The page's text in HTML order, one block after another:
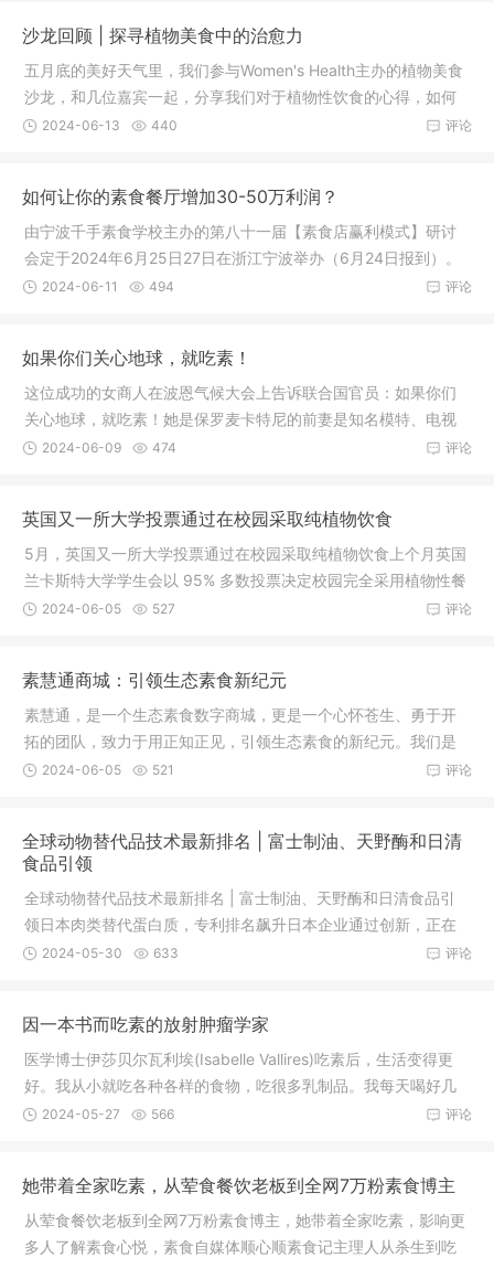
沙龙回顾 | 探寻植物美食中的治愈力
五月底的美好天气里，我们参与Women's Health主办的植物美食
沙龙，和几位嘉宾一起，分享我们对于植物性饮食的心得，如何
吃出健康
评论
2024-06-13 440
如何让你的素食餐厅增加30-50万利润？
由宁波千手素食学校主办的第八十一届【素食店赢利模式】研讨
会定于2024年6月25日27日在浙江宁波举办（6月24日报到）。
咨询报名电
评论
2024-06-11 494
如果你们关心地球，就吃素！
这位成功的女商人在波恩气候大会上告诉联合国官员：如果你们
关心地球，就吃素！她是保罗麦卡特尼的前妻是知名模特、电视
名人、动
评论
2024-06-09 474
英国又一所大学投票通过在校园采取纯植物饮食
5月，英国又一所大学投票通过在校园采取纯植物饮食上个月英国
兰卡斯特大学学生会以 95% 多数投票决定校园完全采用植物性餐
饮在投
评论
2024-06-05 527
素慧通商城：引领生态素食新纪元
素慧通，是一个生态素食数字商城，更是一个心怀苍生、勇于开
拓的团队，致力于用正知正见，引领生态素食的新纪元。我们是
谁？素慧
评论
2024-06-05 521
全球动物替代品技术最新排名 | 富士制油、天野酶和日清
食品引领
全球动物替代品技术最新排名 | 富士制油、天野酶和日清食品引
领日本肉类替代蛋白质，专利排名飙升日本企业通过创新，正在
扩大其
评论
2024-05-30 633
因一本书而吃素的放射肿瘤学家
医学博士伊莎贝尔瓦利埃(Isabelle Vallires)吃素后，生活变得更
好。我从小就吃各种各样的食物，吃很多乳制品。我每天喝好几
杯牛
评论
2024-05-27 566
她带着全家吃素，从荤食餐饮老板到全网7万粉素食博主
从荤食餐饮老板到全网7万粉素食博主，她带着全家吃素，影响更
多人了解素食心悦，素食自媒体顺心顺素食记主理人从杀生到吃